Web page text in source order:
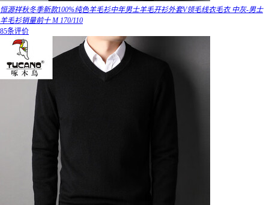
恒源祥秋冬季新款100%纯色羊毛衫中年男士羊毛开衫外套V领毛线衣毛衣 中灰-男士
羊毛衫销量前十 M 170/110
85条评价